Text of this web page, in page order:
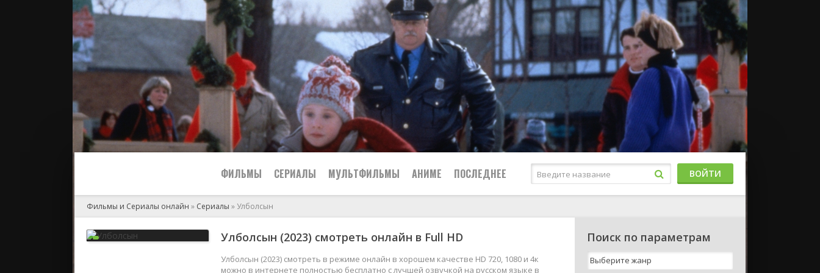
ФИЛЬМЫ
2024
Боевики
Военные
Приключения
СЕРИАЛЫ МУЛЬТФИЛЬМЫ АНИМЕ ПОСЛЕДНЕЕ
2024
ВОЙТИ
Фильмы и Сериалы онлайн » Сериалы » Улболсын
Улболсын (2023) смотреть онлайн в Full HD
Улболсын (2023) смотреть в режиме онлайн в хорошем качестве HD 720, 1080 и 4к
можно в интернете полностью бесплатно с лучшей озвучкой на русском языке в
Поиск по параметрам